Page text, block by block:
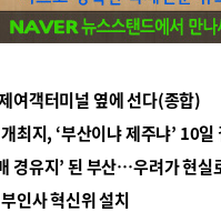
여객터미널 옆에 선다(종합)
최지, ‘부산이냐 제주냐’ 10일
경유지’ 된 부산…우려가 현실
인사 혁신위 설치